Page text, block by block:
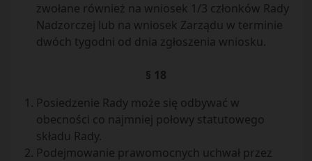
zwołane również na wniosek 1/3 członków Rady
Nadzorczej lub na wniosek Zarządu w terminie
dwóch tygodni od dnia zgłoszenia wniosku.
§ 18
Posiedzenie Rady może się odbywać w
obecności co najmniej połowy statutowego
składu Rady.
Podejmowanie prawomocnych uchwał przez